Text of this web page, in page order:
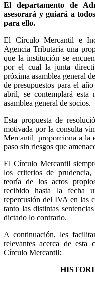
El departamento de
asesorará y guiará a
para ello.
El Círculo Mercantil e
Agencia Tributaria una
que la institución se
por el cual la junta
próxima asamblea general
de presupuestos para el
abril, se contemplará esta
asamblea general de socios.
Esta propuesta de
motivada por la consulta
Mercantil, proporciona a la
paso sin riesgos que
El Círculo Mercantil
los criterios de prudencia,
teoría de los actos
recibido hasta la fecha
repercusión del IVA en las
tanto las distintas
dictado lo contrario.
A continuación, les
relevantes acerca de esta
Círculo Mercantil: